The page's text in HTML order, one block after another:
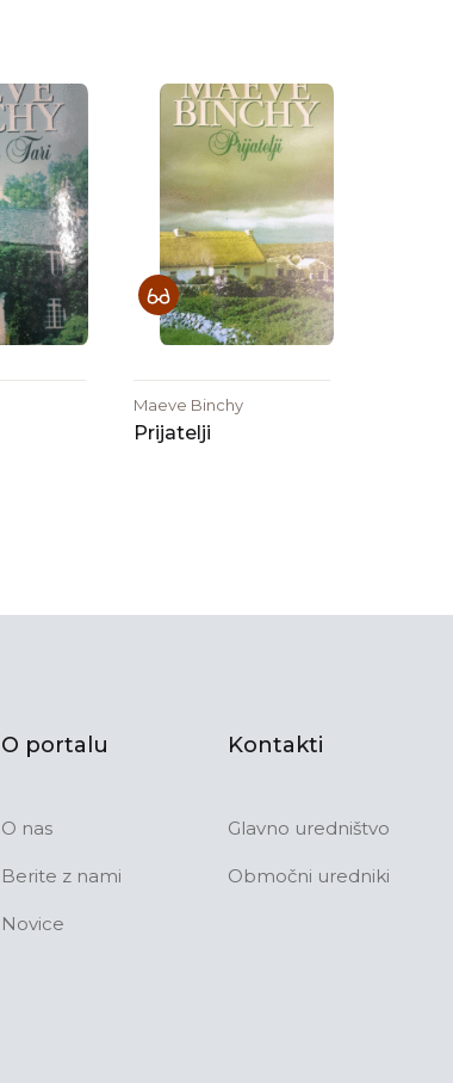
Maeve Binchy
Prijatelji
O portalu
O nas
Berite z nami
Novice
Kontakti
Glavno uredništvo
Območni uredniki